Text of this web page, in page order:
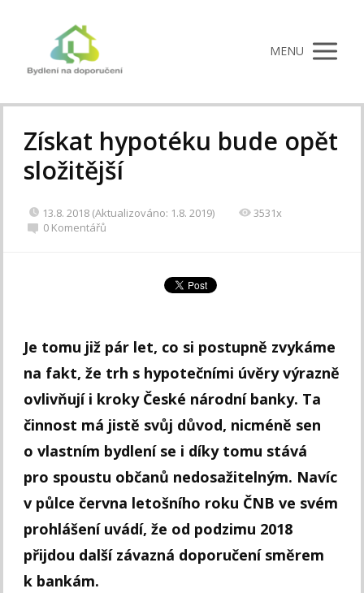
MENU
Získat hypotéku bude opět
složitější
13.8. 2018 (Aktualizováno: 1.8. 2019)
3531x
0 Komentářů
Je tomu již pár let, co si postupně zvykáme
na fakt, že trh s hypotečními úvěry výrazně
ovlivňují i kroky České národní banky. Ta
činnost má jistě svůj důvod, nicméně sen
o vlastním bydlení se i díky tomu stává
pro spoustu občanů nedosažitelným. Navíc
v půlce června letošního roku ČNB ve svém
prohlášení uvádí, že od podzimu 2018
přijdou další závazná doporučení směrem
k bankám.